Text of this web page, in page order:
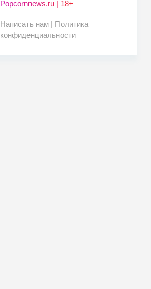
Popcornnews.ru | 18+
Написать нам | Политика
конфиденциальности